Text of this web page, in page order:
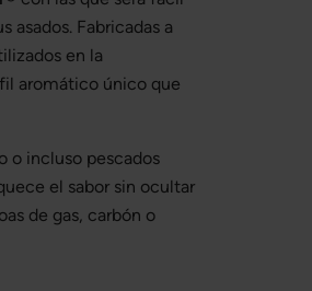
Fabricadas a
en la
aromático único que
o incluso pescados
el sabor sin ocultar
de gas, carbón o